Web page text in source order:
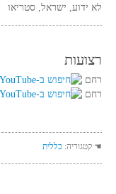
לא ידוע, ישראל, סטריאו
רצועות
רחם
רחם
☚ קטגוריה: כללית